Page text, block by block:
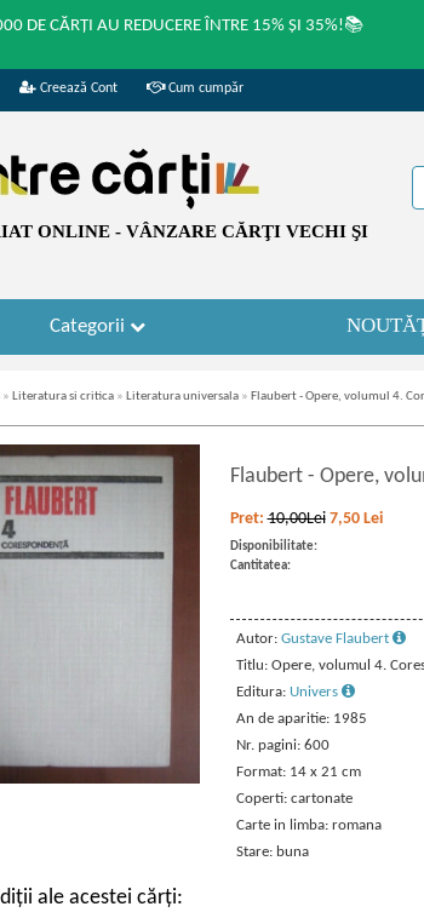
DE CĂRȚI AU REDUCERE ÎNTRE 15% ȘI 35%!📚
Creează Cont Cum cumpăr
ONLINE - VÂNZARE CĂRŢI VECHI ŞI
Categorii
» Literatura si critica » Literatura universala » Flaubert - Opere, volumul 4.
Flaubert - Opere,
Pret:10,00Lei 7,50 Lei
Disponibilitate:
Cantitatea:
Autor: Gustave Flaubert
Titlu: Opere, volumul 4.
Editura: Univers
An de aparitie: 1985
Nr. pagini: 600
Format: 14 x 21 cm
Coperti: cartonate
Carte in limba: romana
Stare: buna
ale acestei cărți: